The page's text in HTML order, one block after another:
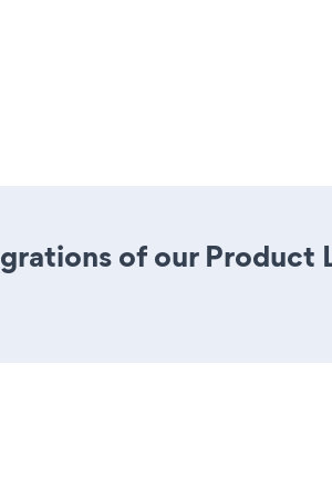
of our Product